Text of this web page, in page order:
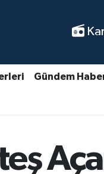
Gündem